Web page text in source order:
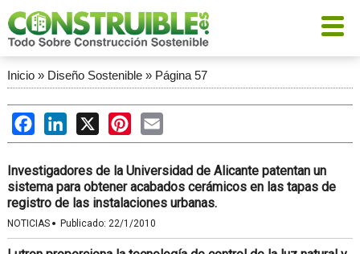
Inicio» Diseño Sostenible» Página 57
FacebookLinkedIn
X PinterestEmail
Investigadores de la Universidad de Alicante patentan un
sistema para obtener acabados cerámicos en las tapas de
registro de las instalaciones urbanas.
NOTICIAS · Publicado: 22/1/2010